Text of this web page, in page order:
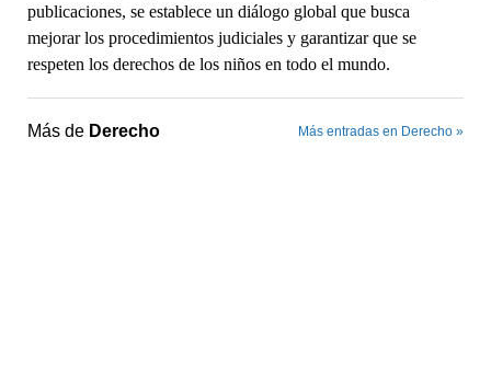
publicaciones, se establece un diálogo global que busca
mejorar los procedimientos judiciales y garantizar que se
respeten los derechos de los niños en todo el mundo.
Más de Derecho Más entradas en Derecho »